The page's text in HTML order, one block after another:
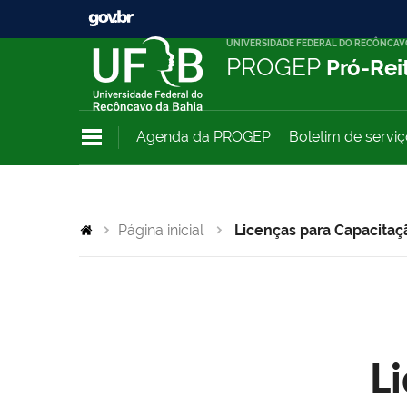
UNIVERSIDADE FEDERAL DO
PROGEP Pró-
Agenda da PROGEP Boletim de
Página inicial Licenças para